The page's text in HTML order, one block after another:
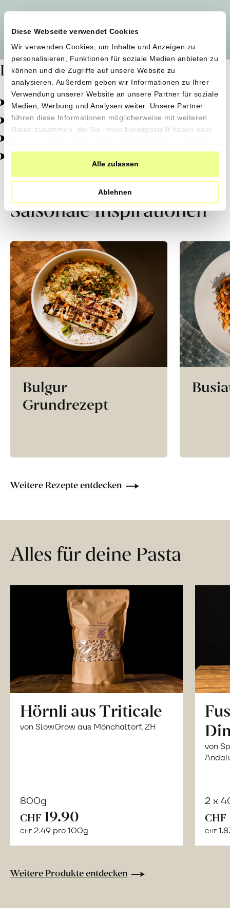
Diese Webseite verwendet Cookies
Wir verwenden Cookies, um Inhalte und Anzeigen zu
personalisieren, Funktionen für soziale Medien anbieten zu
können und die Zugriffe auf unsere Website zu
analysieren. Außerdem geben wir Informationen zu Ihrer
Verwendung unserer Website an unsere Partner für soziale
Medien, Werbung und Analysen weiter. Unsere Partner
führen diese Informationen möglicherweise mit weiteren
Daten zusammen, die Sie ihnen bereitgestellt haben oder
haben.
Alle zulassen
Ablehnen
Dafür stehen wir
Pestizidfrei angebaut, schonend verarbeitet.
Natürliche Zutaten, echter Geschmack.
Von kleinen Höfen, direkt zu dir.
100% transparent, 0% Zusatzstoffe.
Saisonale Inspirationen
Bulgur
Grundrezept
Weitere Rezepte entdecken
Alles für deine Pasta
Hörnli aus Triticale
von SlowGrow aus Mönchaltorf, ZH
800g
CHF 19.90
CHF 2.49 pro 100g
von
2 x
CHF
CHF
Weitere Produkte entdecken